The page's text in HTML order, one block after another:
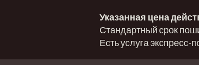
Указанная цена
Стандартный срок
Есть услуга экспресс-